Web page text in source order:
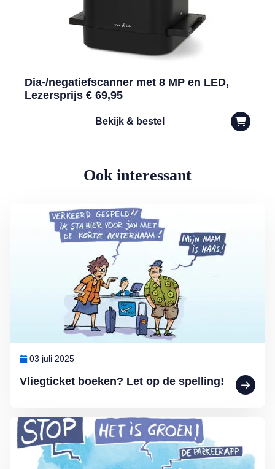
Dia-/negatiefscanner met 8 MP en LED,
Lezersprijs € 69,95
Bekijk & bestel
Ook interessant
Vliegticket boeken? Let op de spelling!
03 juli 2025
Lees meer over Vliegticket boeken? Let op de spelling!
Lees meer over MAX Ombudsman: Parkeerapp kan duur uitpakken